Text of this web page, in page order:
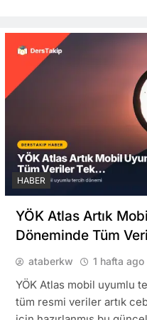
HABER
YÖK Atlas Artık
Döneminde Tüm
ataberkw 1 hafta ago
YÖK Atlas mobil uyumlu
tüm resmi veriler artık